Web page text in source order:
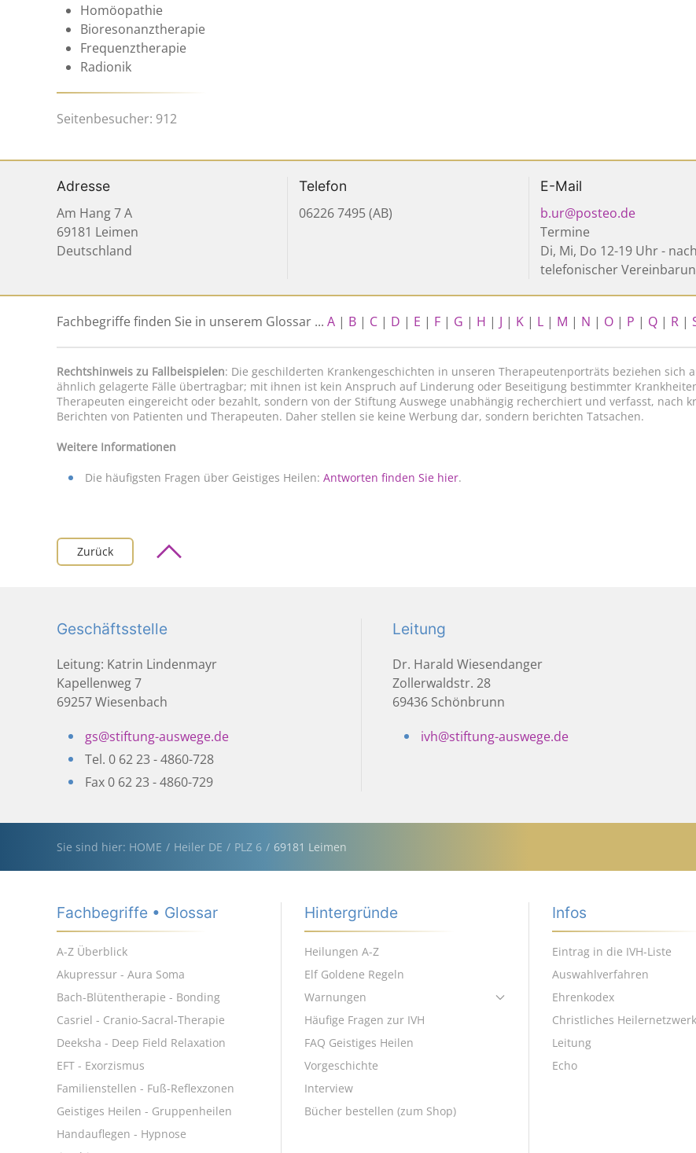
Homöopathie
Bioresonanztherapie
Frequenztherapie
Radionik
Seitenbesucher: 912
Adresse
Am Hang 7 A
69181 Leimen
Deutschland
Telefon
06226 7495 (AB)
E-Mail
b.ur@posteo.de
Termine
Di, Mi, Do 12-19 Uhr - nach
telefonischer
Fachbegriffe finden Sie in unserem Glossar ... A | B | C | D | E | F | G | H | J | K | L | M | N | O | P | Q | R |
Rechtshinweis zu Fallbeispielen: Die geschilderten Krankengeschichten in unseren Therapeutenporträts beziehen sich
ähnlich gelagerte Fälle übertragbar; mit ihnen ist kein Anspruch auf Linderung oder Beseitigung bestimmter
Therapeuten eingereicht oder bezahlt, sondern von der Stiftung Auswege unabhängig recherchiert und verfasst, nach
Berichten von Patienten und Therapeuten. Daher stellen sie keine Werbung dar, sondern berichten Tatsachen.
Weitere Informationen
Die häufigsten Fragen über Geistiges Heilen: Antworten finden Sie hier.
Zurück
Geschäftsstelle
Leitung: Katrin Lindenmayr
Kapellenweg 7
69257 Wiesenbach
gs@stiftung-auswege.de
Tel. 0 62 23 - 4860-728
Fax 0 62 23 - 4860-729
Leitung
Dr. Harald Wiesendanger
Zollerwaldstr. 28
69436 Schönbrunn
ivh@stiftung-auswege.de
Sie sind hier: HOME Heiler DE PLZ 6 69181 Leimen
Fachbegriffe • Glossar
A-Z Überblick
Akupressur - Aura Soma
Bach-Blütentherapie - Bonding
Casriel - Cranio-Sacral-Therapie
Deeksha - Deep Field Relaxation
EFT - Exorzismus
Familienstellen - Fuß-Reflexzonen
Geistiges Heilen - Gruppenheilen
Handauflegen - Hypnose
Hintergründe
Heilungen A-Z
Elf Goldene Regeln
Warnungen
Häufige Fragen zur IVH
FAQ Geistiges Heilen
Vorgeschichte
Interview
Bücher bestellen (zum Shop)
Infos
Eintrag in die IVH-Liste
Auswahlverfahren
Ehrenkodex
Christliches Heilernetzwerk
Leitung
Echo